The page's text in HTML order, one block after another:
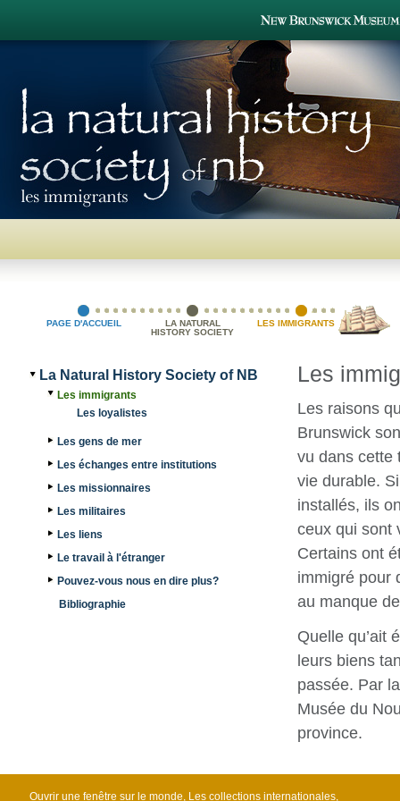
PAGE D'ACCUEIL
LA NATURAL
HISTORY SOCIETY
LES IMMIGRANTS
La Natural History Society of NB
Les immigrants
Les loyalistes
Les gens de mer
Les échanges entre institutions
Les missionnaires
Les militaires
Les liens
Le travail à l'étranger
Pouvez-vous nous en dire plus?
Bibliographie
Les
Les raisons
Brunswick
vu dans cette
vie durable.
installés, ils
ceux qui sont
Certains ont
immigré pour
au manque
Quelle qu’ait
leurs biens
passée. Par
Musée du
province.
Ouvrir une fenêtre sur le monde, Les collections internationales,